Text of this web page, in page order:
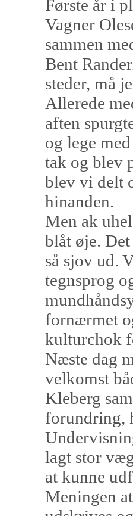
Første år i
Vagner
sammen
Bent
steder, må
Allerede
aften
og lege
tak og blev
blev vi delt
hinanden.
Men ak
blåt øje.
så sjov ud.
tegnsprog
fornærmet
kulturchok
Næste dag
velkomst
Kleberg
forundring,
lagt stor
at kunne
Meningen